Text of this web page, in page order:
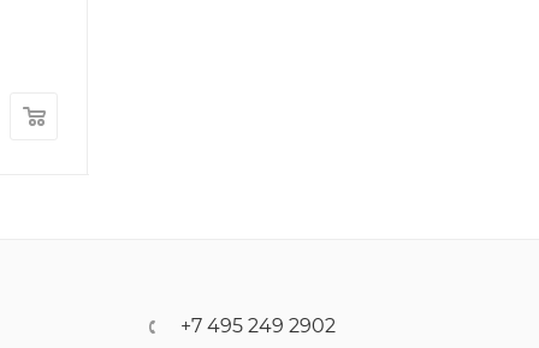
+7 495 249 2902